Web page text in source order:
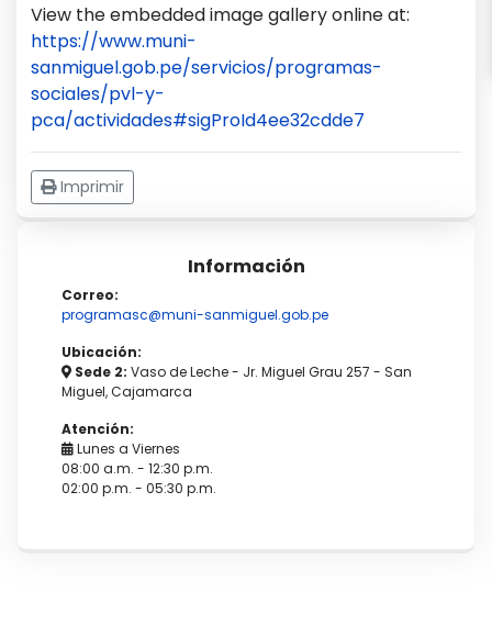
View the embedded image gallery online at:
https://www.muni-
sanmiguel.gob.pe/servicios/programas-
sociales/pvl-y-
pca/actividades#sigProId4ee32cdde7
Imprimir
Información
Correo:
programasc@muni-sanmiguel.gob.pe
Ubicación:
Sede 2: Vaso de Leche - Jr. Miguel Grau 257 - San
Miguel, Cajamarca
Atención:
Lunes a Viernes
08:00 a.m. - 12:30 p.m.
02:00 p.m. - 05:30 p.m.